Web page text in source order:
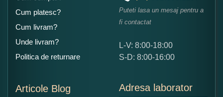
Ce nota acordati acestui produs?
5
Cum platesc?
Cum livram?
Unde livram?
Politica de returnare
Articole Blog
Puteti lasa un mesaj pentru a
fi contactat
L-V: 8:00-18:00
S-D: 8:00-16:00
Adresa laborator